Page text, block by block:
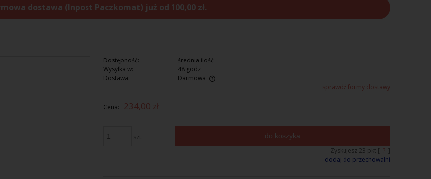
dostawa (Inpost Paczkomat) już od 100,00 zł.
Dostępność:
średnia ilość
Wysyłka w:
48 godz
Dostawa:
Darmowa
płatności
sprawdź formy dostawy
Cena: 234,00 zł
szt. do koszyka
Zyskujesz 23 pkt [ ? ]
dodaj do przechowalni